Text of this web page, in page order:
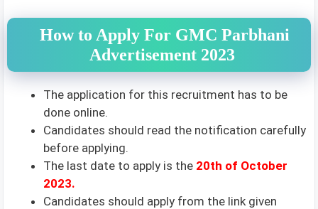
How to Apply For GMC Parbhani
Advertisement 2023
The application for this recruitment has to be
done online.
Candidates should read the notification carefully
before applying.
The last date to apply is the 20th of October
2023.
Candidates should apply from the link given